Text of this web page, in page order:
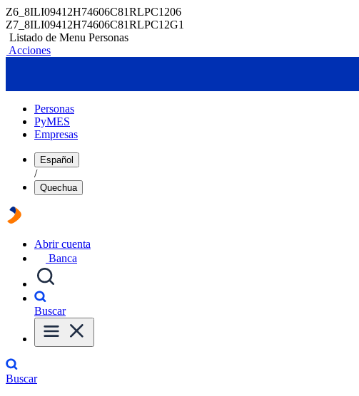
Z6_8ILI09412H74606C81RLPC1206
Z7_8ILI09412H74606C81RLPC12G1
Listado de Menu Personas
Acciones
Personas
PyMES
Empresas
Español
/
Quechua
Abrir cuenta
Banca
Buscar
Buscar